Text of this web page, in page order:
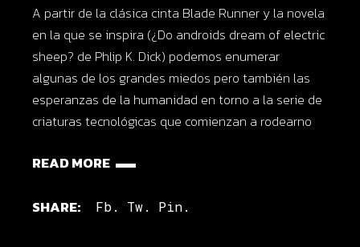
A partir de la clásica cinta Blade Runner y la novela
en la que se inspira (¿Do androids dream of electric
sheep? de Phlip K. Dick) podemos enumerar
algunas de los grandes miedos pero también las
esperanzas de la humanidad en torno a la serie de
criaturas tecnológicas que comienzan a rodearno
READ MORE
SHARE: Fb. Tw. Pin.